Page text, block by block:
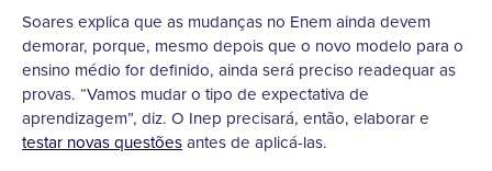
Soares explica que as mudanças no Enem ainda devem
demorar, porque, mesmo depois que o novo modelo para o
ensino médio for definido, ainda será preciso readequar as
provas. “Vamos mudar o tipo de expectativa de
aprendizagem”, diz. O Inep precisará, então, elaborar e
testar novas questõesantes de aplicá-las.